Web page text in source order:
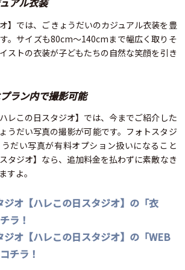
】では、ごきょうだいのカジュアル衣装を豊
。サイズも80cm〜140cmまで幅広く取りそ
ストの衣装が子どもたちの自然な笑顔を引き
ラン内で撮影可能
レこの日スタジオ】では、今までご紹介した
うだい写真の撮影が可能です。フォトスタジ
だい写真が有料オプション扱いになること
タジオ】なら、追加料金を払わずに素敵なき
すよ。
ジオ【ハレこの日スタジオ】の「衣
ラ！
ジオ【ハレこの日スタジオ】の「WEB
チラ！